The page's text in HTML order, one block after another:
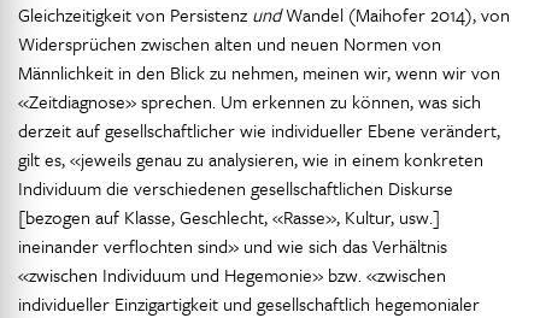
Gleichzeitigkeit von Persistenz undWandel (Maihofer 2014), von
Widersprüchen zwischen alten und neuen Normen von
Männlichkeit in den Blick zu nehmen, meinen wir, wenn wir von
«Zeitdiagnose» sprechen. Um erkennen zu können, was sich
derzeit auf gesellschaftlicher wie individueller Ebene verändert,
gilt es, «jeweils genau zu analysieren, wie in einem konkreten
Individuum die verschiedenen gesellschaftlichen Diskurse
[bezogen auf Klasse, Geschlecht, «Rasse», Kultur, usw.]
ineinander verflochten sind» und wie sich das Verhältnis
«zwischen Individuum und Hegemonie» bzw. «zwischen
individueller Einzigartigkeit und gesellschaftlich hegemonialer